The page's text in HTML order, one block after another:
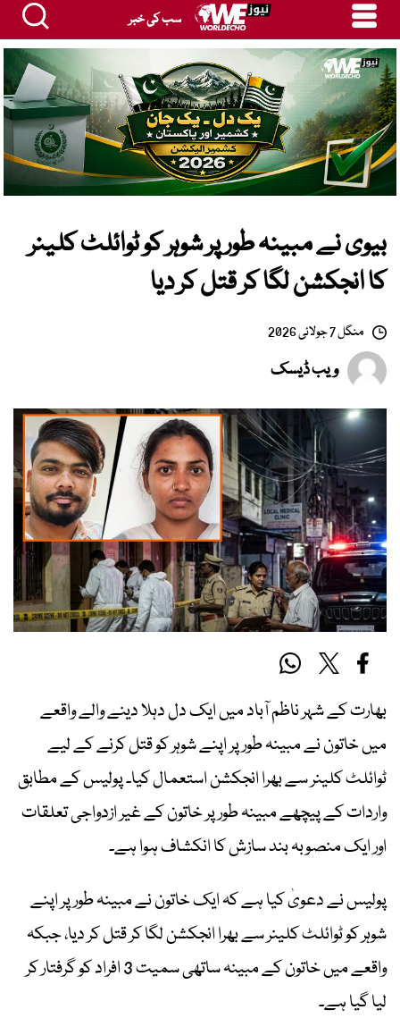
سب کی خبر
بیوی نے مبینہ طور پر شوہر کو ٹوائلٹ کلینر
کا انجکشن لگا کر قتل کر دیا
منگل 7 جولائی 2026
ویب ڈیسک
بھارت کے شہر ناظم آباد میں ایک دل دہلا دینے والے واقعے
میں خاتون نے مبینہ طور پر اپنے شوہر کو قتل کرنے کے لیے
ٹوائلٹ کلینر سے بھرا انجکشن استعمال کیا۔ پولیس کے مطابق
واردات کے پیچھے مبینہ طور پر خاتون کے غیر ازدواجی تعلقات
اور ایک منصوبہ بند سازش کا انکشاف ہوا ہے۔
پولیس نے دعویٰ کیا ہے کہ ایک خاتون نے مبینہ طور پر اپنے
شوہر کو ٹوائلٹ کلینر سے بھرا انجکشن لگا کر قتل کر دیا، جبکہ
واقعے میں خاتون کے مبینہ ساتھی سمیت 3 افراد کو گرفتار کر
لیا گیا ہے۔